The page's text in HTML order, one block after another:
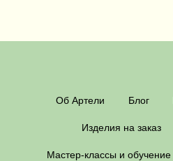
Об Артели Блог
Изделия на заказ
Мастер-классы и обучение